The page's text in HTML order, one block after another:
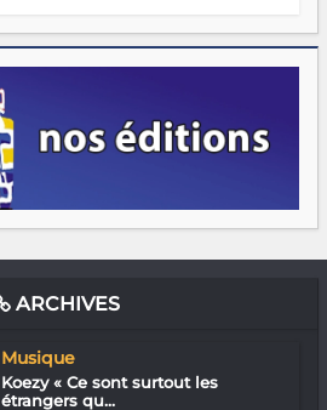
ARCHIVES
Musique
Koezy « Ce sont surtout les
étrangers qu...